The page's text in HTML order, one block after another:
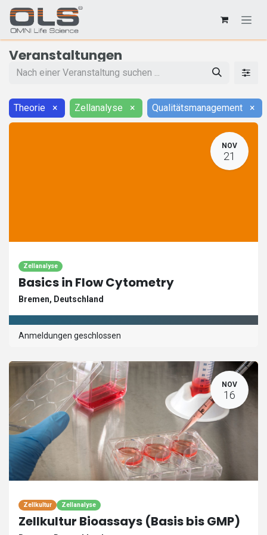
Veranstaltungen
Theorie × Zellanalyse × Qualitätsmanagement ×
NOV
21
Zellanalyse
Basics in Flow Cytometry
Bremen, Deutschland
Anmeldungen geschlossen
NOV
16
Zellkultur Zellanalyse
Zellkultur Bioassays (Basis bis GMP)